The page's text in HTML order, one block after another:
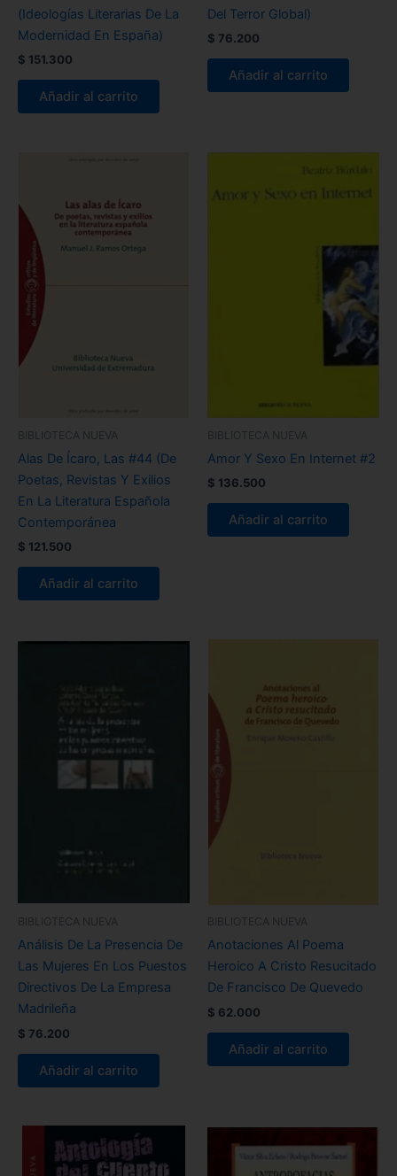
(Ideologías Literarias De La
Modernidad En España)
$ 151.300
Añadir al carrito
Del Terror Global)
$ 76.200
Añadir al carrito
BIBLIOTECA NUEVA
Alas De Ícaro, Las #44 (De
Poetas, Revistas Y Exilios
En La Literatura Española
Contemporánea
$ 121.500
Añadir al carrito
BIBLIOTECA NUEVA
Amor Y Sexo En Internet #2
$ 136.500
Añadir al carrito
BIBLIOTECA NUEVA
Análisis De La Presencia De
Las Mujeres En Los Puestos
Directivos De La Empresa
Madrileña
$ 76.200
Añadir al carrito
BIBLIOTECA NUEVA
Anotaciones Al Poema
Heroico A Cristo Resucitado
De Francisco De Quevedo
$ 62.000
Añadir al carrito